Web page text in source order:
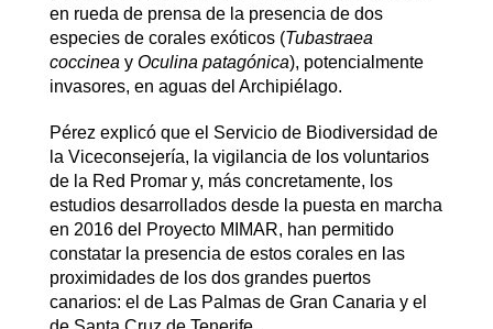
en rueda de prensa de la presencia de dos
especies de corales exóticos (Tubastraea
coccinea y Oculina patagónica), potencialmente
invasores, en aguas del Archipiélago.
Pérez explicó que el Servicio de Biodiversidad de
la Viceconsejería, la vigilancia de los voluntarios
de la Red Promar y, más concretamente, los
estudios desarrollados desde la puesta en marcha
en 2016 del Proyecto MIMAR, han permitido
constatar la presencia de estos corales en las
proximidades de los dos grandes puertos
canarios: el de Las Palmas de Gran Canaria y el